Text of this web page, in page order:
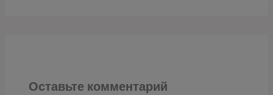
Оставьте комментарий